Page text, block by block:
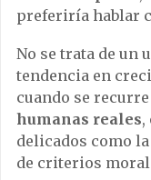
preferiría hablar
No se trata de un
tendencia en
cuando se
humanas reales,
delicados como
de criterios